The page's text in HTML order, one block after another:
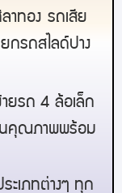
ลาทอง รถเสีย
กรถสไลด์ปาง
ยรถ 4 ล้อเล็ก
านคุณภาพพร้อม
ะเภทต่างๆ ทุก